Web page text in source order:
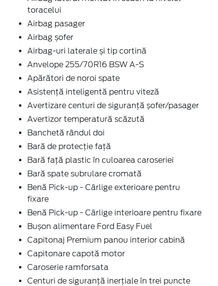
toracelui
Airbag pasager
Airbag șofer
Airbag-uri laterale și tip cortină
Anvelope 255/70R16 BSW A-S
Apărători de noroi spate
Asistență inteligentă pentru viteză
Avertizare centuri de siguranță șofer/pasager
Avertizor temperatură scăzută
Banchetă rândul doi
Bară de protecție față
Bară față plastic în culoarea caroseriei
Bară spate subrulare cromată
Benă Pick-up - Cârlige exterioare pentru
fixare
Benă Pick-up - Cârlige interioare pentru fixare
Bușon alimentare Ford Easy Fuel
Capitonaj Premium panou interior cabină
Capitonare capotă motor
Caroserie ramforsata
Centuri de siguranță inerțiale în trei puncte